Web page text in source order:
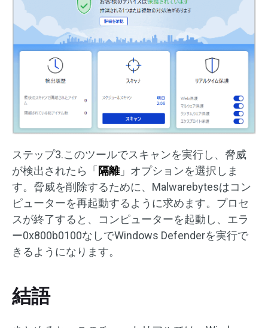
ステップ3.このツールでスキャンを実行し、脅威
が検出されたら「隔離」オプションを選択しま
す。脅威を削除するために、Malwarebytesはコン
ピューターを再起動するように求めます。プロセ
スが終了すると、コンピューターを起動し、エラ
ー0x800b0100なしでWindows Defenderを実行で
きるようになります。
結語